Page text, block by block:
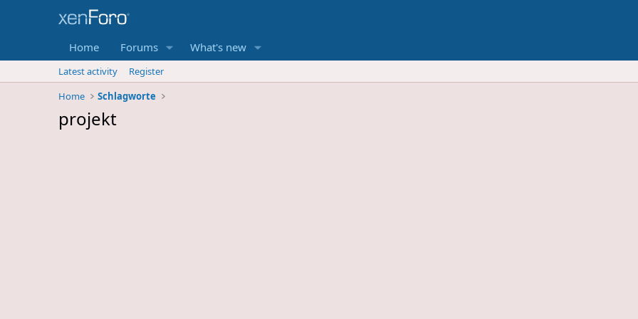
Home Forums What's new
Latest activity
Register
Home
Schlagworte
projekt